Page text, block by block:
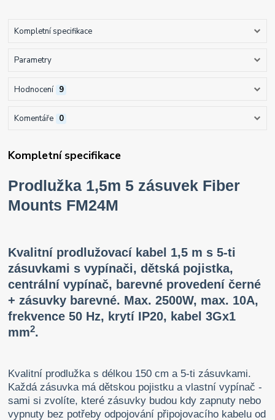
Kompletní specifikace
Parametry
Hodnocení 9
Komentáře 0
Kompletní specifikace
Prodlužka 1,5m 5 zásuvek Fiber
Mounts FM24M
Kvalitní prodlužovací kabel 1,5 m s 5-ti
zásuvkami s vypínači, dětská pojistka,
centrální vypínač, barevné provedení černé
+ zásuvky barevné. Max. 2500W, max. 10A,
frekvence 50 Hz, krytí IP20, kabel 3Gx1
mm2.
Kvalitní prodlužka s délkou 150 cm a 5-ti zásuvkami.
Každá zásuvka má dětskou pojistku a vlastní vypínač -
sami si zvolíte, které zásuvky budou kdy zapnuty nebo
vypnuty bez potřeby odpojování připojovacího kabelu od